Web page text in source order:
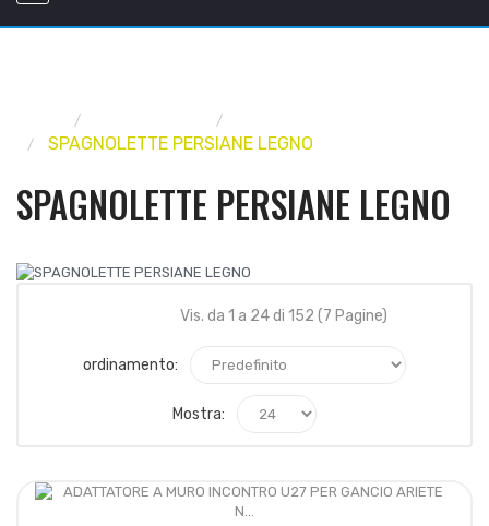
SPAGNOLETTE PERSIANE LEGNO
SPAGNOLETTE PERSIANE LEGNO
Vis. da 1 a 24 di 152 (7 Pagine)
ordinamento:
Mostra: